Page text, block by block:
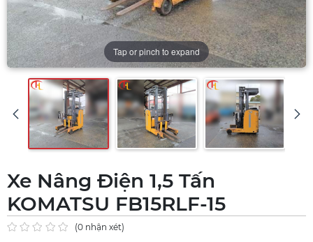
Tap or pinch to expand
Xe Nâng Điện 1,5 Tấn
KOMATSU FB15RLF-15
(0 nhận xét)